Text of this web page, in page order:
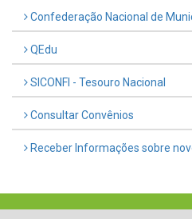
Confederação Nacional de
QEdu
SICONFI - Tesouro Nacional
Consultar Convênios
Receber Informações sobre